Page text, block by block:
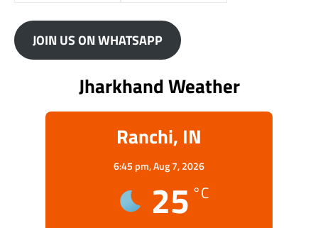
JOIN US ON WHATSAPP
Jharkhand Weather
Ranchi, IN
6:45 pm,Aug 7, 2026
25 °C